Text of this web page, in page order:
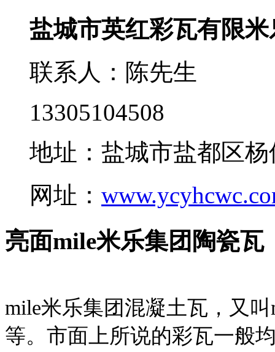
盐城市英红彩瓦有限
联系人：陈先生
13305104508
地址：盐城市盐都区
网址：
亮面mile米乐集团陶瓷瓦
mile米乐集团混凝土瓦，又
等。市面上所说的彩瓦一般